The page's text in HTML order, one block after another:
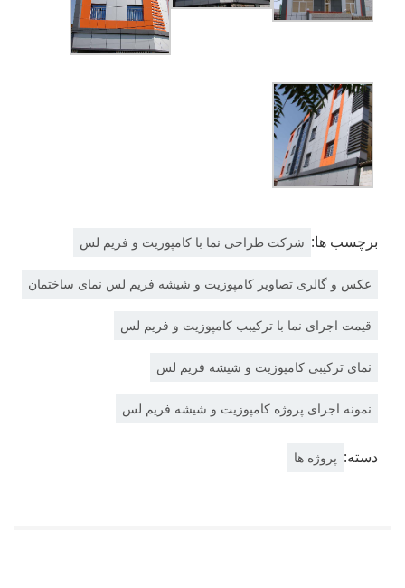
برچسب ها: شرکت طراحی نما با کامپوزیت و فریم لس
عکس و گالری تصاویر کامپوزیت و شیشه فریم لس نمای ساختمان
قیمت اجرای نما با ترکیبب کامپوزیت و فریم لس
نمای ترکیبی کامپوزیت و شیشه فریم لس
نمونه اجرای پروژه کامپوزیت و شیشه فریم لس
دسته: پروژه ها